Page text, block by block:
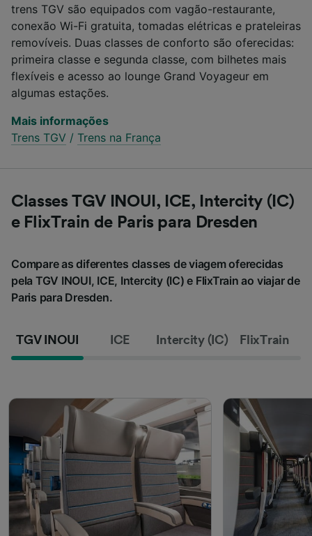
trens TGV são equipados com vagão-restaurante,
conexão Wi-Fi gratuita, tomadas elétricas e prateleiras
removíveis. Duas classes de conforto são oferecidas:
primeira classe e segunda classe, com bilhetes mais
flexíveis e acesso ao lounge Grand Voyageur em
algumas estações.
Mais informações
Trens TGV / Trens na França
Classes TGV INOUI, ICE, Intercity (IC)
e FlixTrain de Paris para Dresden
Compare as diferentes classes de viagem oferecidas
pela TGV INOUI, ICE, Intercity (IC) e FlixTrain ao viajar de
Paris para Dresden.
TGV INOUI ICE Intercity (IC) FlixTrain